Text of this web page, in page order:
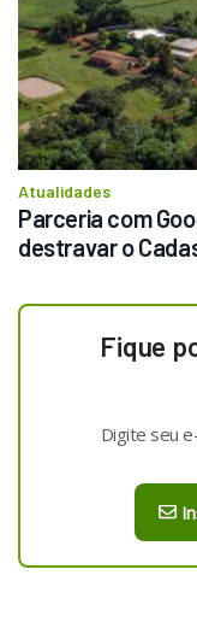
Atualidades
Parceria com
destravar o
Fique
Digite seu